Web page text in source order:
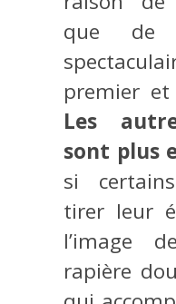
que de
premier
Les
sont plus
si
tirer leur
l’image
rapière